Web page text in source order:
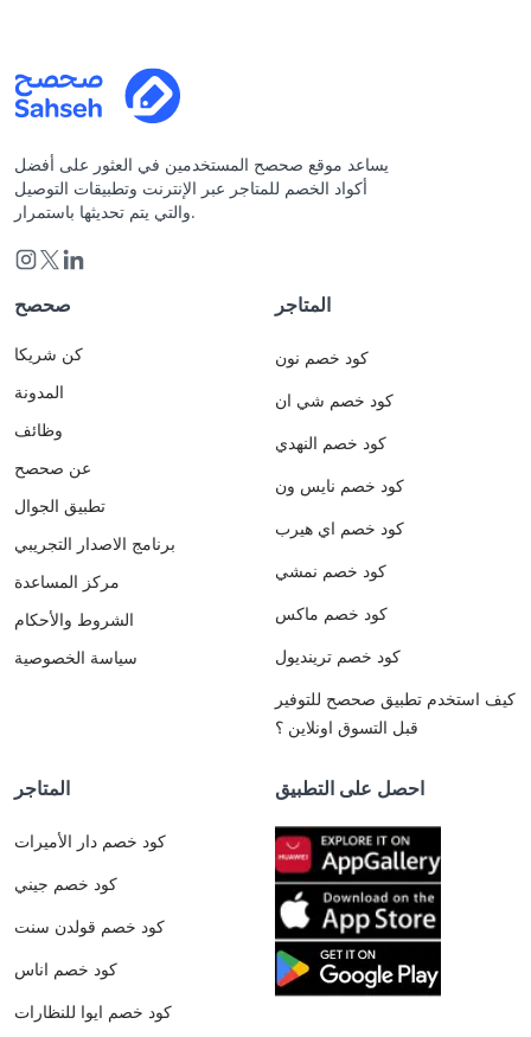
يساعد موقع صحصح المستخدمين في العثور على أفضل
أكواد الخصم للمتاجر عبر الإنترنت وتطبيقات التوصيل
والتي يتم تحديثها باستمرار.
صحصح
كن شريكا
المدونة
وظائف
عن صحصح
تطبيق الجوال
برنامج الاصدار التجريبي
مركز المساعدة
الشروط والأحكام
سياسة الخصوصية
المتاجر
كود خصم نون
كود خصم شي ان
كود خصم النهدي
كود خصم نايس ون
كود خصم اي هيرب
كود خصم نمشي
كود خصم ماكس
كود خصم ترينديول
كيف استخدم تطبيق صحصح للتوفير
قبل التسوق اونلاين ؟
المتاجر
كود خصم دار الأميرات
كود خصم جيني
كود خصم قولدن سنت
كود خصم اناس
كود خصم ايوا للنظارات
احصل على التطبيق